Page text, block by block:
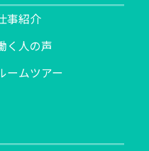
事紹介
く人の声
ームツアー